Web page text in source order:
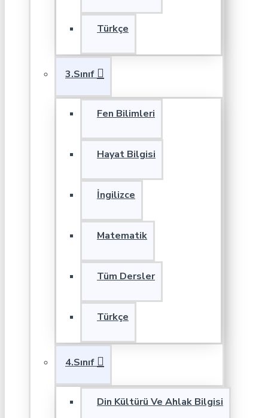
Türkçe
3.Sınıf
Fen Bilimleri
Hayat Bilgisi
İngilizce
Matematik
Tüm Dersler
Türkçe
4.Sınıf
Din Kültürü Ve Ahlak Bilgisi